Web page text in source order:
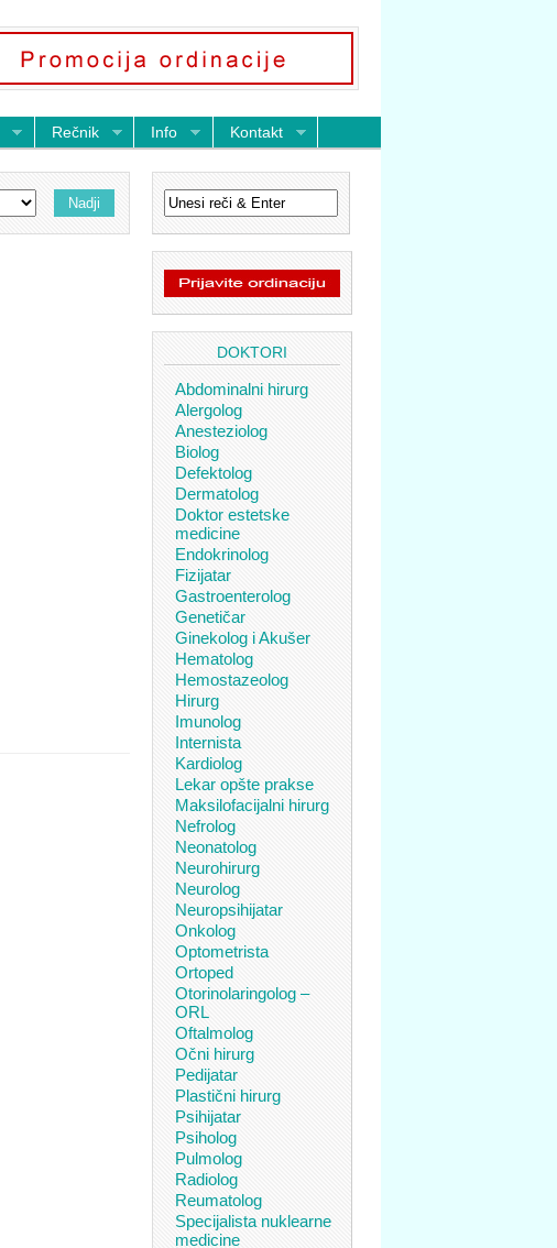
Rečnik Info Kontakt
DOKTORI
Abdominalni hirurg
Alergolog
Anesteziolog
Biolog
Defektolog
Dermatolog
Doktor estetske
medicine
Endokrinolog
Fizijatar
Gastroenterolog
Genetičar
Ginekolog i Akušer
Hematolog
Hemostazeolog
Hirurg
Imunolog
Internista
Kardiolog
Lekar opšte prakse
Maksilofacijalni hirurg
Nefrolog
Neonatolog
Neurohirurg
Neurolog
Neuropsihijatar
Onkolog
Optometrista
Ortoped
Otorinolaringolog –
ORL
Oftalmolog
Očni hirurg
Pedijatar
Plastični hirurg
Psihijatar
Psiholog
Pulmolog
Radiolog
Reumatolog
Specijalista nuklearne
medicine